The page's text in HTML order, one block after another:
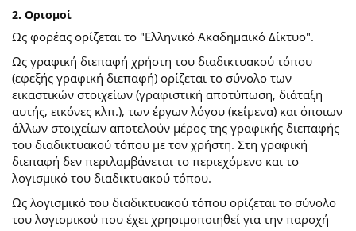
2. Ορισμοί
Ως φορέας ορίζεται το "Ελληνικό Ακαδημαικό Δίκτυο".
Ως γραφική διεπαφή χρήστη του διαδικτυακού τόπου
(εφεξής γραφική διεπαφή) ορίζεται το σύνολο των
εικαστικών στοιχείων (γραφιστική αποτύπωση, διάταξη
αυτής, εικόνες κλπ.), των έργων λόγου (κείμενα) και όποιων
άλλων στοιχείων αποτελούν μέρος της γραφικής διεπαφής
του διαδικτυακού τόπου με τον χρήστη. Στη γραφική
διεπαφή δεν περιλαμβάνεται το περιεχόμενο και το
λογισμικό του διαδικτυακού τόπου.
Ως λογισμικό του διαδικτυακού τόπου ορίζεται το σύνολο
του λογισμικού που έχει χρησιμοποιηθεί για την παροχή